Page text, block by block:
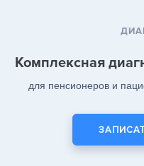
Комплексная
для пенсионеров и